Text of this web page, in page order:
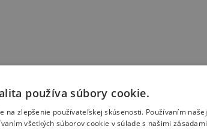
používa súbory cookie.
na zlepšenie používateľskej skúsenosti. Používaním našej
všetkých súborov cookie v súlade s našimi zásadami